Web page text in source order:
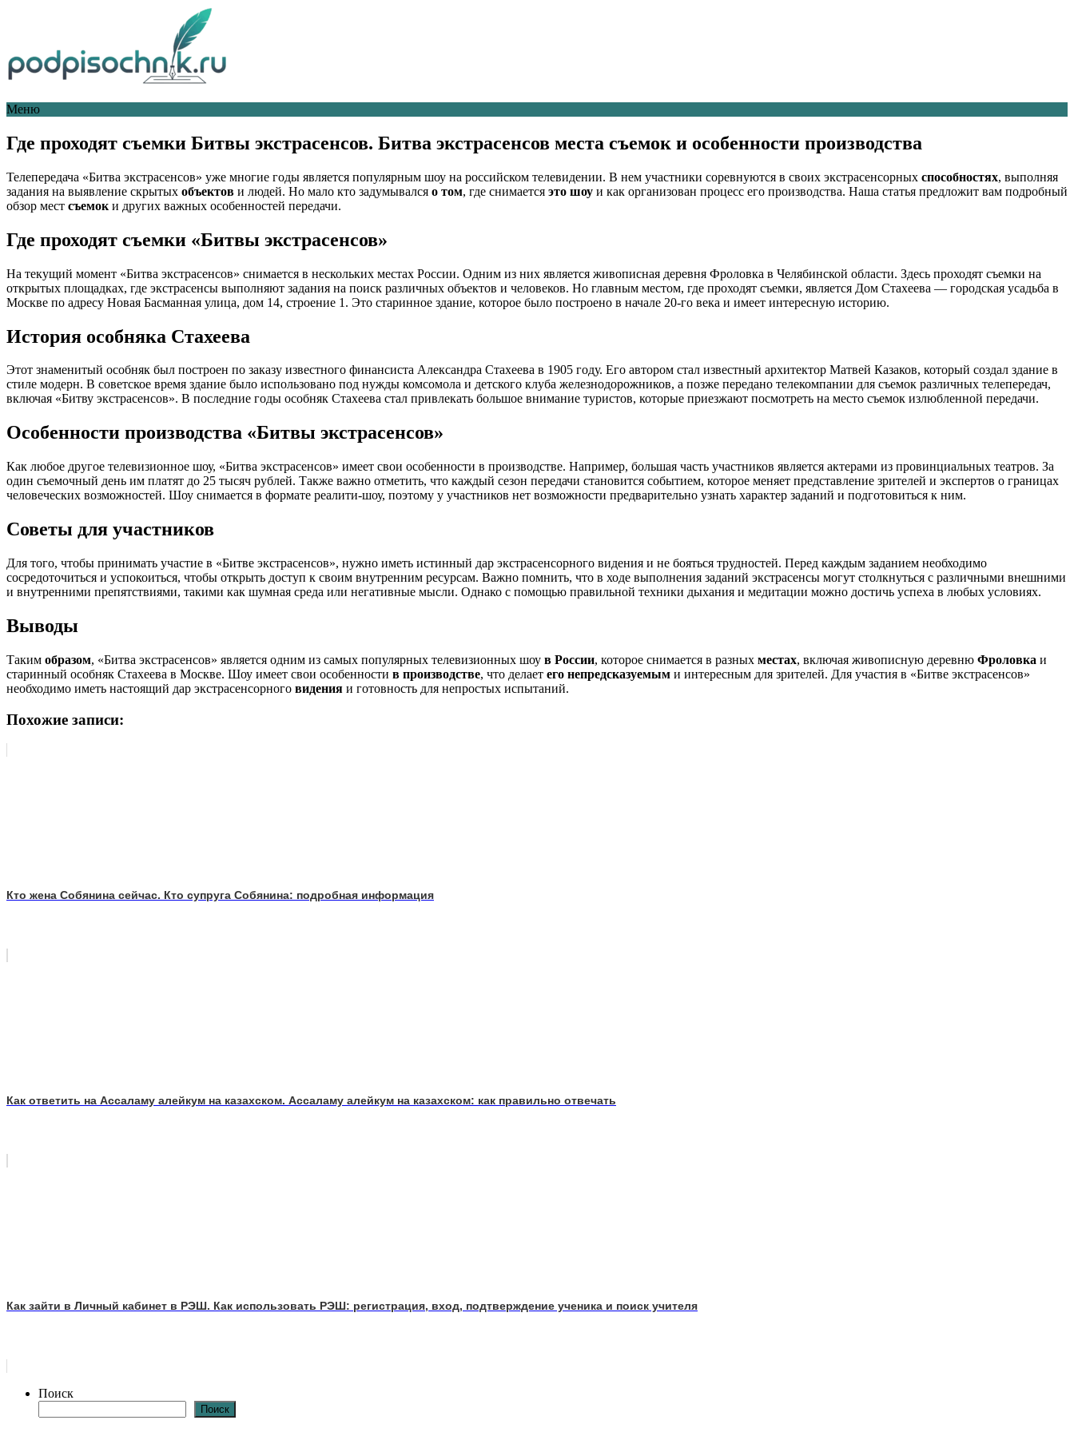
Меню
Где проходят съемки Битвы экстрасенсов. Битва экстрасенсов места съемок и особенности производства
Телепередача «Битва экстрасенсов» уже многие годы является популярным шоу на российском телевидении. В нем участники соревнуются в своих экстрасенсорных способностях, выполняя
задания на выявление скрытых объектов и людей. Но мало кто задумывался о том, где снимается это шоу и как организован процесс его производства. Наша статья предложит вам подробный
обзор мест съемок и других важных особенностей передачи.
Где проходят съемки «Битвы экстрасенсов»
На текущий момент «Битва экстрасенсов» снимается в нескольких местах России. Одним из них является живописная деревня Фроловка в Челябинской области. Здесь проходят съемки на
открытых площадках, где экстрасенсы выполняют задания на поиск различных объектов и человеков. Но главным местом, где проходят съемки, является Дом Стахеева — городская усадьба в
Москве по адресу Новая Басманная улица, дом 14, строение 1. Это старинное здание, которое было построено в начале 20-го века и имеет интересную историю.
История особняка Стахеева
Этот знаменитый особняк был построен по заказу известного финансиста Александра Стахеева в 1905 году. Его автором стал известный архитектор Матвей Казаков, который создал здание в
стиле модерн. В советское время здание было использовано под нужды комсомола и детского клуба железнодорожников, а позже передано телекомпании для съемок различных телепередач,
включая «Битву экстрасенсов». В последние годы особняк Стахеева стал привлекать большое внимание туристов, которые приезжают посмотреть на место съемок излюбленной передачи.
Особенности производства «Битвы экстрасенсов»
Как любое другое телевизионное шоу, «Битва экстрасенсов» имеет свои особенности в производстве. Например, большая часть участников является актерами из провинциальных театров. За
один съемочный день им платят до 25 тысяч рублей. Также важно отметить, что каждый сезон передачи становится событием, которое меняет представление зрителей и экспертов о границах
человеческих возможностей. Шоу снимается в формате реалити-шоу, поэтому у участников нет возможности предварительно узнать характер заданий и подготовиться к ним.
Советы для участников
Для того, чтобы принимать участие в «Битве экстрасенсов», нужно иметь истинный дар экстрасенсорного видения и не бояться трудностей. Перед каждым заданием необходимо
сосредоточиться и успокоиться, чтобы открыть доступ к своим внутренним ресурсам. Важно помнить, что в ходе выполнения заданий экстрасенсы могут столкнуться с различными внешними
и внутренними препятствиями, такими как шумная среда или негативные мысли. Однако с помощью правильной техники дыхания и медитации можно достичь успеха в любых условиях.
Выводы
Таким образом, «Битва экстрасенсов» является одним из самых популярных телевизионных шоу в России, которое снимается в разных местах, включая живописную деревню Фроловка и
старинный особняк Стахеева в Москве. Шоу имеет свои особенности в производстве, что делает его непредсказуемым и интересным для зрителей. Для участия в «Битве экстрасенсов»
необходимо иметь настоящий дар экстрасенсорного видения и готовность для непростых испытаний.
Похожие записи:
Кто жена Собянина сейчас. Кто супруга Собянина: подробная информация
Как ответить на Ассаламу алейкум на казахском. Ассаламу алейкум на казахском: как правильно отвечать
Как зайти в Личный кабинет в РЭШ. Как использовать РЭШ: регистрация, вход, подтверждение ученика и поиск учителя
Поиск
Поиск